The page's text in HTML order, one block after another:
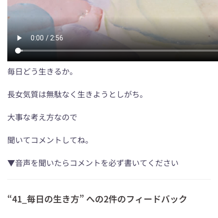
毎日どう生きるか。
長女気質は無駄なく生きようとしがち。
大事な考え方なので
聞いてコメントしてね。
▼音声を聞いたらコメントを必ず書いてください
“41_毎日の生き方” への2件のフィードバック